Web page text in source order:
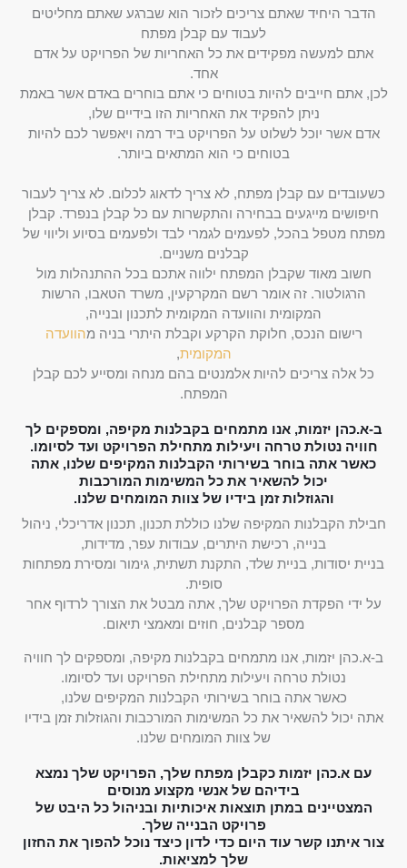
הדבר היחיד שאתם צריכים לזכור הוא שברגע שאתם מחליטים
לעבוד עם קבלן מפתח
אתם למעשה מפקידים את כל האחריות של הפרויקט על אדם
אחד.
לכן, אתם חייבים להיות בטוחים כי אתם בוחרים באדם אשר באמת
ניתן להפקיד את האחריות הזו בידיים שלו,
אדם אשר יוכל לשלוט על הפרויקט ביד רמה ויאפשר לכם להיות
בטוחים כי הוא המתאים ביותר.
כשעובדים עם קבלן מפתח, לא צריך לדאוג לכלום. לא צריך לעבור
חיפושים מייגעים בבחירה והתקשרות עם כל קבלן בנפרד. קבלן
מפתח מטפל בהכל, לפעמים לגמרי לבד ולפעמים בסיוע וליווי של
קבלנים משניים.
חשוב מאוד שקבלן המפתח ילווה אתכם בכל ההתנהלות מול
הרגולטור. זה אומר רשם המקרקעין, משרד הטאבו, הרשות
המקומית והוועדה המקומית לתכנון ובנייה,
רישום הנכס, חלוקת הקרקע וקבלת היתרי בניה מהוועדה
המקומית,
כל אלה צריכים להיות אלמנטים בהם מנחה ומסייע לכם קבלן
המפתח.
ב-א.כהן יזמות, אנו מתמחים בקבלנות מקיפה, ומספקים לך
חוויה נטולת טרחה ויעילות מתחילת הפרויקט ועד לסיומו.
כאשר אתה בוחר בשירותי הקבלנות המקיפים שלנו, אתה
יכול להשאיר את כל המשימות המורכבות
והגוזלות זמן בידיו של צוות המומחים שלנו.
חבילת הקבלנות המקיפה שלנו כוללת תכנון, תכנון אדריכלי, ניהול
בנייה, רכישת היתרים, עבודות עפר, מדידות,
בניית יסודות, בניית שלד, התקנת תשתית, גימור ומסירת מפתחות
סופית.
על ידי הפקדת הפרויקט שלך, אתה מבטל את הצורך לרדוף אחר
מספר קבלנים, חוזים ומאמצי תיאום.
ב-א.כהן יזמות, אנו מתמחים בקבלנות מקיפה, ומספקים לך חוויה
נטולת טרחה ויעילות מתחילת הפרויקט ועד לסיומו.
כאשר אתה בוחר בשירותי הקבלנות המקיפים שלנו,
אתה יכול להשאיר את כל המשימות המורכבות והגוזלות זמן בידיו
של צוות המומחים שלנו.
עם א.כהן יזמות כקבלן מפתח שלך, הפרויקט שלך נמצא
בידיהם של אנשי מקצוע מנוסים
המצטיינים במתן תוצאות איכותיות ובניהול כל היבט של
פרויקט הבנייה שלך.
צור איתנו קשר עוד היום כדי לדון כיצד נוכל להפוך את החזון
שלך למציאות.